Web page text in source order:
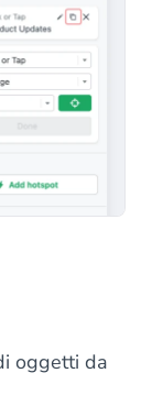
oggetti da